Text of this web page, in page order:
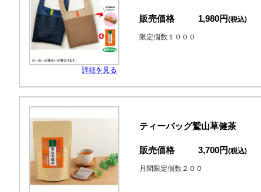
詳細を見る
販売価格 1,980円(税込)
限定個数１０００
ティーバッグ鷲山草健茶
販売価格 3,700円(税込)
月間限定個数２００